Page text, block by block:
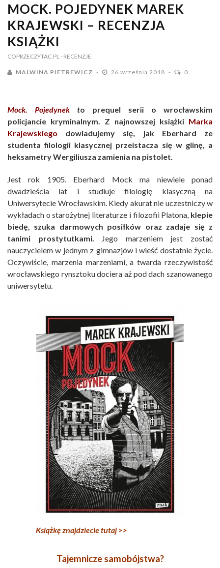
MOCK. POJEDYNEK MAREK
KRAJEWSKI – RECENZJA
KSIĄŻKI
COPRZECZYTAC.PL - RECENZJE
MALWINA PIETREWICZ 26 września 2018 0
Mock. Pojedynekto prequel serii o wrocławskim
policjancie kryminalnym. Z najnowszej książki Marka
Krajewskiego dowiadujemy się, jak Eberhard ze
studenta filologii klasycznej przeistacza się w glinę, a
heksametry Wergiliusza zamienia na pistolet.
Jest rok 1905. Eberhard Mock ma niewiele ponad
dwadzieścia lat i studiuje filologię klasyczną na
Uniwersytecie Wrocławskim. Kiedy akurat nie uczestniczy w
wykładach o starożytnej literaturze i filozofii Platona, klepie
biedę, szuka darmowych posiłków oraz zadaje się z
tanimi prostytutkami. Jego marzeniem jest zostać
nauczycielem w jednym z gimnazjów i wieść dostatnie życie.
Oczywiście, marzenia marzeniami, a twarda rzeczywistość
wrocławskiego rynsztoku dociera aż pod dach szanowanego
uniwersytetu.
Książkę znajdziecie tutaj >>
Tajemnicze samobójstwa?